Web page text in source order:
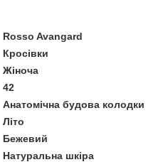
Rosso Avangard
Кросівки
Жіноча
42
Анатомічна будова колодки
Літо
Бежевий
Натуральна шкіра